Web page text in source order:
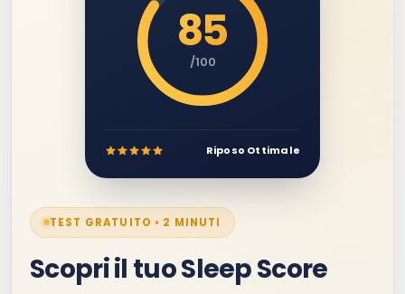
TEST GRATUITO • 2 MINUTI
Scopri il tuo Sleep Score
85
/100
Riposo Ottimale